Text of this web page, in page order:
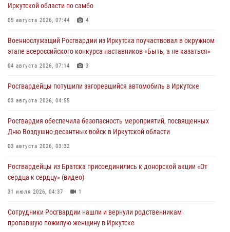
Иркутской области по самбо
05 августа 2026, 07:44 4
Военнослужащий Росгвардии из Иркутска поучаствовал в окружном
этапе всероссийского конкурса наставников «Быть, а не казаться»
04 августа 2026, 07:14 3
Росгвардейцы потушили загоревшийся автомобиль в Иркутске
03 августа 2026, 04:55
Росгвардия обеспечила безопасность мероприятий, посвященных
Дню Воздушно-десантных войск в Иркутской области
03 августа 2026, 03:32
Росгвардейцы из Братска присоединились к донорской акции «От
сердца к сердцу» (видео)
31 июля 2026, 04:37 1
Сотрудники Росгвардии нашли и вернули родственникам
пропавшую пожилую женщину в Иркутске